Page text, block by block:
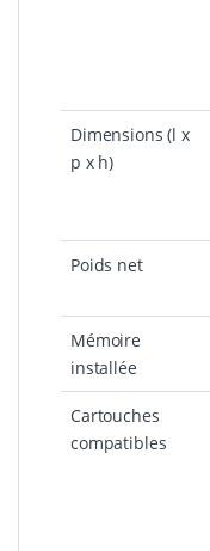
Dimensions (l x
p x h)
Poids net
Mémoire
installée
Cartouches
compatibles